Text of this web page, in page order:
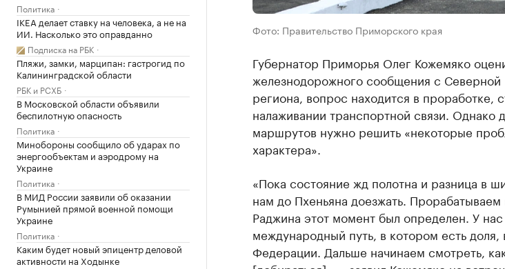
Политика
IKEA делает ставку на человека, а не на
ИИ. Насколько это оправданно
Подписка на РБК
Пляжи, замки, марципан: гастрогид по
Калининградской области
РБК и РСХБ
В Московской области объявили
беспилотную опасность
Политика
Минобороны сообщило об ударах по
энергообъектам и аэродрому на
Украине
Политика
В МИД России заявили об оказании
Румынией прямой военной помощи
Украине
Политика
Каким будет новый эпицентр деловой
активности на Ходынке
Фото: Правительство Приморского края
Губернатор Приморья Олег Кожемяко
железнодорожного сообщения с
региона, вопрос находится в проработке,
налаживании транспортной связи. Однако
маршрутов нужно решить «некоторые
характера».
«Пока состояние жд полотна и разница в
нам до Пхеньяна доезжать.
Раджина этот момент был определен. У
международный путь, в котором есть
Федерации. Дальше начинаем смотреть,